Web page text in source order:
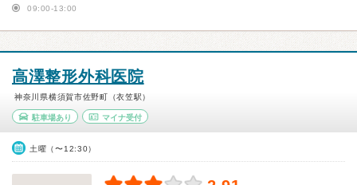
09:00-13:00
高澤整形外科医院
神奈川県横須賀市佐野町（衣笠駅）
駐車場あり マイナ受付
土曜（〜12:30）